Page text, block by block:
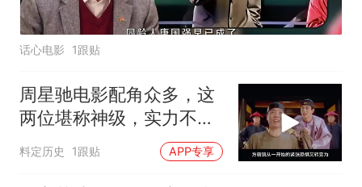
话心电影 1跟贴
周星驰电影配角众多，这
两位堪称神级，实力不容
小觑
料定历史 1跟贴 APP专享